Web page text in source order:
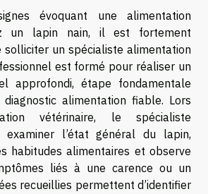
évoquant une alimentation
un lapin nain, il est fortement
solliciter un spécialiste alimentation
est formé pour réaliser un
approfondi, étape fondamentale
alimentation fiable. Lors
vétérinaire, le spécialiste
examiner l’état général du lapin,
habitudes alimentaires et observe
liés à une carence ou un
recueillies permettent d’identifier